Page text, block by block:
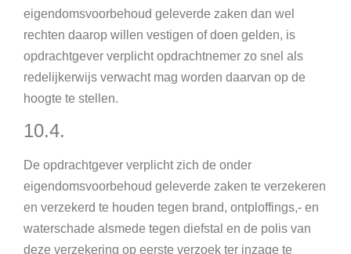
eigendomsvoorbehoud geleverde zaken dan wel
rechten daarop willen vestigen of doen gelden, is
opdrachtgever verplicht opdrachtnemer zo snel als
redelijkerwijs verwacht mag worden daarvan op de
hoogte te stellen.
10.4.
De opdrachtgever verplicht zich de onder
eigendomsvoorbehoud geleverde zaken te verzekeren
en verzekerd te houden tegen brand, ontploffings,- en
waterschade alsmede tegen diefstal en de polis van
deze verzekering op eerste verzoek ter inzage te